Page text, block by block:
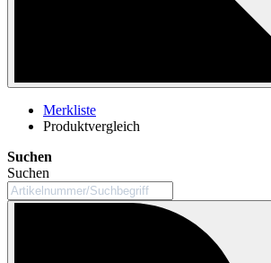
Merkliste
Produktvergleich
Suchen
Suchen